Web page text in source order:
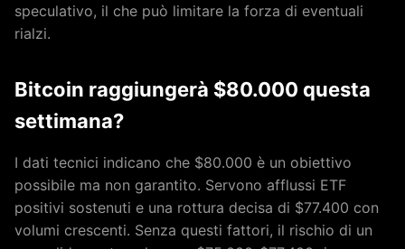
speculativo, il che può limitare la forza di eventuali
rialzi.
Bitcoin raggiungerà $80.000 questa
settimana?
I dati tecnici indicano che $80.000 è un obiettivo
possibile ma non garantito. Servono afflussi ETF
positivi sostenuti e una rottura decisa di $77.400 con
volumi crescenti. Senza questi fattori, il rischio di un